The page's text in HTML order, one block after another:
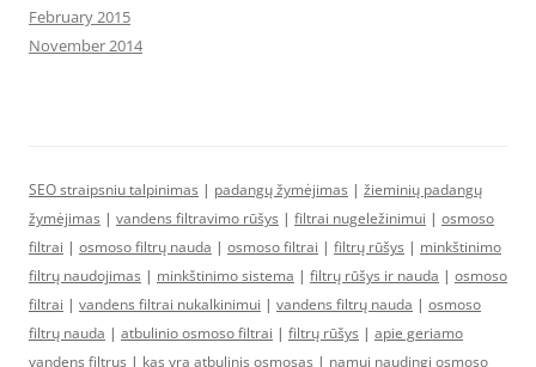
February 2015
November 2014
SEO straipsniu talpinimas | padangų žymėjimas | žieminių padangų
žymėjimas | vandens filtravimo rūšys | filtrai nugeležinimui | osmoso
filtrai | osmoso filtrų nauda | osmoso filtrai | filtrų rūšys | minkštinimo
filtrų naudojimas | minkštinimo sistema | filtrų rūšys ir nauda | osmoso
filtrai | vandens filtrai nukalkinimui | vandens filtrų nauda | osmoso
filtrų nauda | atbulinio osmoso filtrai | filtrų rūšys | apie geriamo
vandens filtrus | kas yra atbulinis osmosas | namui naudingi osmoso